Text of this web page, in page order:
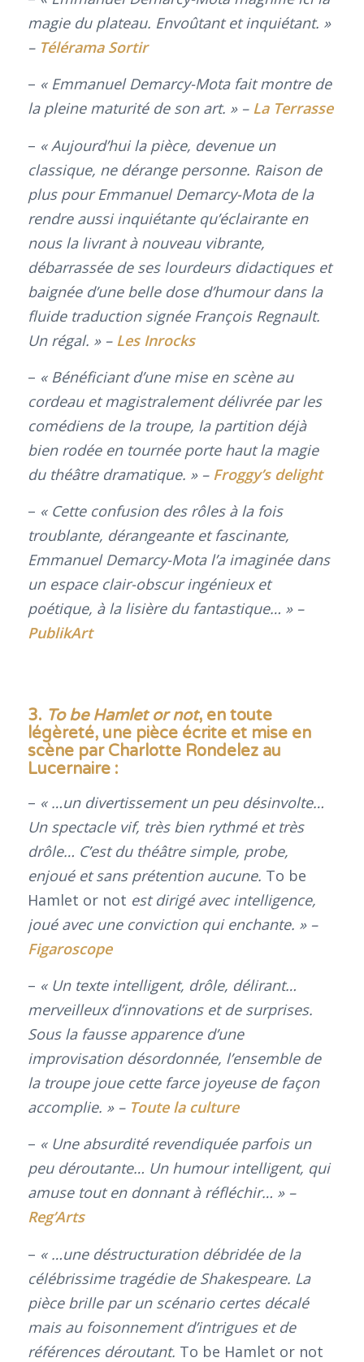
magie du plateau. Envoûtant et inquiétant. »
– Télérama Sortir
– « Emmanuel Demarcy-Mota fait montre de
la pleine maturité de son art. » – La Terrasse
– « Aujourd’hui la pièce, devenue un
classique, ne dérange personne. Raison de
plus pour Emmanuel Demarcy-Mota de la
rendre aussi inquiétante qu’éclairante en
nous la livrant à nouveau vibrante,
débarrassée de ses lourdeurs didactiques et
baignée d’une belle dose d’humour dans la
fluide traduction signée François Regnault.
Un régal. » – Les Inrocks
– « Bénéficiant d’une mise en scène au
cordeau et magistralement délivrée par les
comédiens de la troupe, la partition déjà
bien rodée en tournée porte haut la magie
du théâtre dramatique. » – Froggy’s delight
– « Cette confusion des rôles à la fois
troublante, dérangeante et fascinante,
Emmanuel Demarcy-Mota l’a imaginée dans
un espace clair-obscur ingénieux et
poétique, à la lisière du fantastique… » –
PublikArt
3. To be Hamlet or not, en toute
légèreté, une pièce écrite et mise en
scène par Charlotte Rondelez au
Lucernaire :
– « …un divertissement un peu désinvolte…
Un spectacle vif, très bien rythmé et très
drôle… C’est du théâtre simple, probe,
enjoué et sans prétention aucune. To be
Hamlet or not est dirigé avec intelligence,
joué avec une conviction qui enchante. » –
Figaroscope
– « Un texte intelligent, drôle, délirant…
merveilleux d’innovations et de surprises.
Sous la fausse apparence d’une
improvisation désordonnée, l’ensemble de
la troupe joue cette farce joyeuse de façon
accomplie. » – Toute la culture
– « Une absurdité revendiquée parfois un
peu déroutante… Un humour intelligent, qui
amuse tout en donnant à réfléchir… » –
Reg’Arts
– « …une déstructuration débridée de la
célébrissime tragédie de Shakespeare. La
pièce brille par un scénario certes décalé
mais au foisonnement d’intrigues et de
références déroutant. To be Hamlet or not